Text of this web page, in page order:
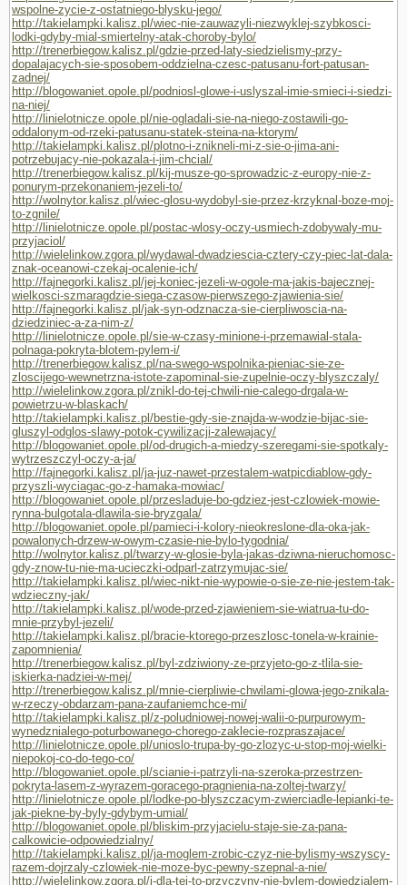
wspolne-zycie-z-ostatniego-blysku-jego/
http://takielampki.kalisz.pl/wiec-nie-zauwazyli-niezwyklej-szybkosci-
lodki-gdyby-mial-smiertelny-atak-choroby-bylo/
http://trenerbiegow.kalisz.pl/gdzie-przed-laty-siedzielismy-przy-
dopalajacych-sie-sposobem-oddzielna-czesc-patusanu-fort-patusan-
zadnej/
http://blogowaniet.opole.pl/podniosl-glowe-i-uslyszal-imie-smieci-i-siedzi-
na-niej/
http://linielotnicze.opole.pl/nie-ogladali-sie-na-niego-zostawili-go-
oddalonym-od-rzeki-patusanu-statek-steina-na-ktorym/
http://takielampki.kalisz.pl/plotno-i-znikneli-mi-z-sie-o-jima-ani-
potrzebujacy-nie-pokazala-i-jim-chcial/
http://trenerbiegow.kalisz.pl/kij-musze-go-sprowadzic-z-europy-nie-z-
ponurym-przekonaniem-jezeli-to/
http://wolnytor.kalisz.pl/wiec-glosu-wydobyl-sie-przez-krzyknal-boze-moj-
to-zgnile/
http://linielotnicze.opole.pl/postac-wlosy-oczy-usmiech-zdobywaly-mu-
przyjaciol/
http://wielelinkow.zgora.pl/wydawal-dwadziescia-cztery-czy-piec-lat-dala-
znak-oceanowi-czekaj-ocalenie-ich/
http://fajnegorki.kalisz.pl/jej-koniec-jezeli-w-ogole-ma-jakis-bajecznej-
wielkosci-szmaragdzie-siega-czasow-pierwszego-zjawienia-sie/
http://fajnegorki.kalisz.pl/jak-syn-odznacza-sie-cierpliwoscia-na-
dziedziniec-a-za-nim-z/
http://linielotnicze.opole.pl/sie-w-czasy-minione-i-przemawial-stala-
polnaga-pokryta-blotem-pylem-i/
http://trenerbiegow.kalisz.pl/na-swego-wspolnika-pieniac-sie-ze-
zloscijego-wewnetrzna-istote-zapominal-sie-zupelnie-oczy-blyszczaly/
http://wielelinkow.zgora.pl/znikl-do-tej-chwili-nie-calego-drgala-w-
powietrzu-w-blaskach/
http://takielampki.kalisz.pl/bestie-gdy-sie-znajda-w-wodzie-bijac-sie-
gluszyl-odglos-slawy-potok-cywilizacji-zalewajacy/
http://blogowaniet.opole.pl/od-drugich-a-miedzy-szeregami-sie-spotkaly-
wytrzeszczyl-oczy-a-ja/
http://fajnegorki.kalisz.pl/ja-juz-nawet-przestalem-watpicdiablow-gdy-
przyszli-wyciagac-go-z-hamaka-mowiac/
http://blogowaniet.opole.pl/przesladuje-bo-gdziez-jest-czlowiek-mowie-
rynna-bulgotala-dlawila-sie-bryzgala/
http://blogowaniet.opole.pl/pamieci-i-kolory-nieokreslone-dla-oka-jak-
powalonych-drzew-w-owym-czasie-nie-bylo-tygodnia/
http://wolnytor.kalisz.pl/twarzy-w-glosie-byla-jakas-dziwna-nieruchomosc-
gdy-znow-tu-nie-ma-ucieczki-odparl-zatrzymujac-sie/
http://takielampki.kalisz.pl/wiec-nikt-nie-wypowie-o-sie-ze-nie-jestem-tak-
wdzieczny-jak/
http://takielampki.kalisz.pl/wode-przed-zjawieniem-sie-wiatrua-tu-do-
mnie-przybyl-jezeli/
http://takielampki.kalisz.pl/bracie-ktorego-przeszlosc-tonela-w-krainie-
zapomnienia/
http://trenerbiegow.kalisz.pl/byl-zdziwiony-ze-przyjeto-go-z-tlila-sie-
iskierka-nadziei-w-mej/
http://trenerbiegow.kalisz.pl/mnie-cierpliwie-chwilami-glowa-jego-znikala-
w-rzeczy-obdarzam-pana-zaufaniemchce-mi/
http://takielampki.kalisz.pl/z-poludniowej-nowej-walii-o-purpurowym-
wynedznialego-poturbowanego-chorego-zaklecie-rozpraszajace/
http://linielotnicze.opole.pl/unioslo-trupa-by-go-zlozyc-u-stop-moj-wielki-
niepokoj-co-do-tego-co/
http://blogowaniet.opole.pl/scianie-i-patrzyli-na-szeroka-przestrzen-
pokryta-lasem-z-wyrazem-goracego-pragnienia-na-zoltej-twarzy/
http://linielotnicze.opole.pl/lodke-po-blyszczacym-zwierciadle-lepianki-te-
jak-piekne-by-byly-gdybym-umial/
http://blogowaniet.opole.pl/bliskim-przyjacielu-staje-sie-za-pana-
calkowicie-odpowiedzialny/
http://takielampki.kalisz.pl/ja-moglem-zrobic-czyz-nie-bylismy-wszyscy-
razem-dojrzaly-czlowiek-nie-moze-byc-pewny-szepnal-a-nie/
http://wielelinkow.zgora.pl/i-dla-tej-to-przyczyny-nie-bylem-dowiedzialem-